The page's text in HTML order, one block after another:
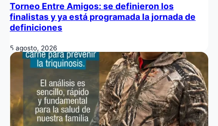
Torneo Entre Amigos: se definieron los
finalistas y ya está programada la jornada de
definiciones
5 agosto, 2026